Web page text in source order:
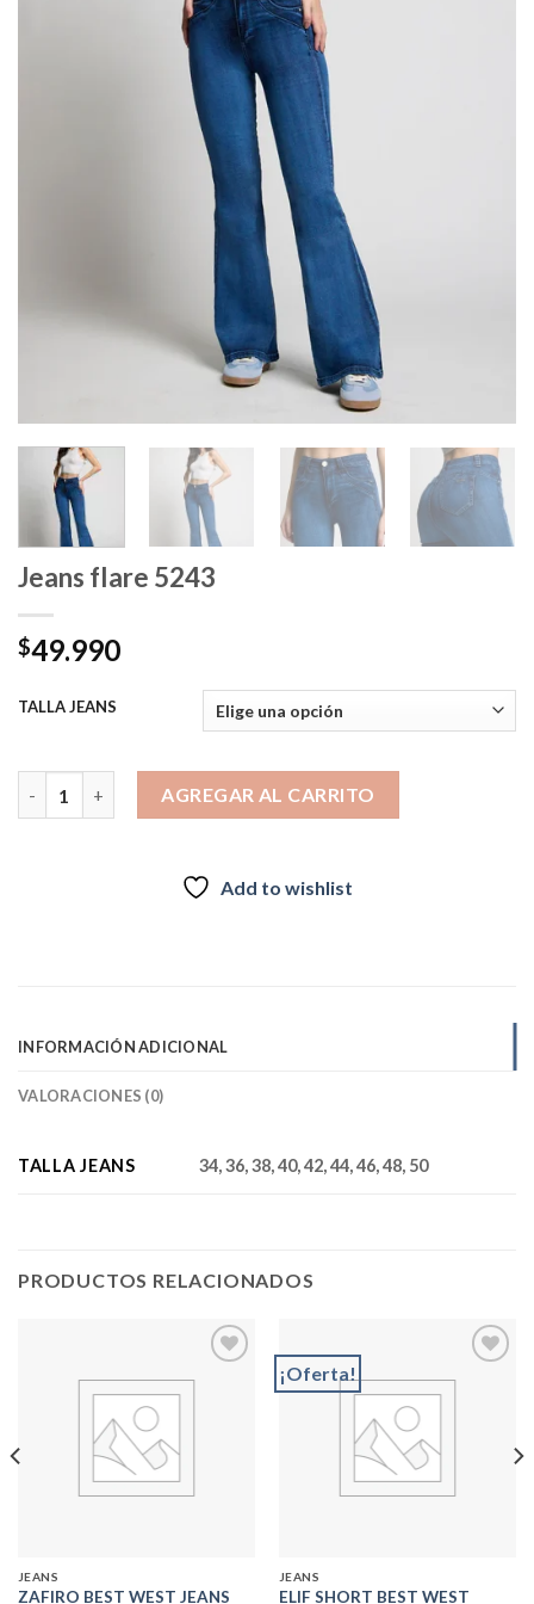
Jeans flare 5243
$49.990
TALLA JEANS
AGREGAR AL CARRITO
Add to wishlist
INFORMACIÓN ADICIONAL
VALORACIONES (0)
TALLA JEANS 34, 36, 38, 40, 42, 44, 46, 48, 50
PRODUCTOS RELACIONADOS
JEANS
ZAFIRO BEST WEST JEANS
¡Oferta!
JEANS
ELIF SHORT BEST WEST